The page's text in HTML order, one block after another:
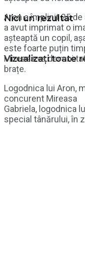
Nici un rezultat
Vizualizați toate
Aron a împlinit 25
a avut imprimat o
așteaptă un copil,
este foarte puțin
Mireasa va deveni
brațe.
Logodnica lui Aron,
concurent Mireasa
Gabriela, logodnica
special tânărului, în